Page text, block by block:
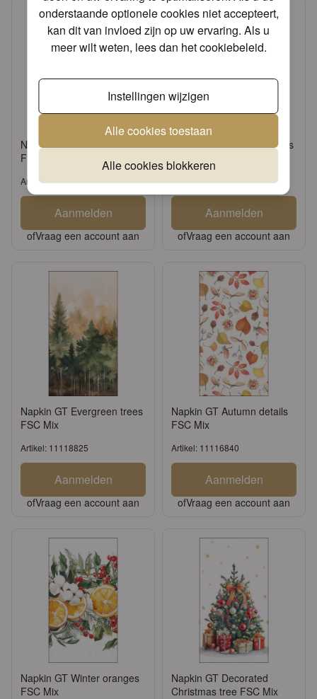
onderstaande optionele cookies niet accepteert,
kan dit van invloed zijn op uw ervaring. Als u
meer wilt weten, lees dan hetcookiebeleid.
Instellingen wijzigen
Alle cookies toestaan
Alle cookies blokkeren
Napkin GT Tree in snow
FSC Mix
Artikel: 31121190
Aanmelden
ofVraag een account aan
Napkin GT Colourful leaves
FSC Mix
Artikel: 11120830
Aanmelden
ofVraag een account aan
Napkin GT Evergreen trees
FSC Mix
Artikel: 11118825
Aanmelden
ofVraag een account aan
Napkin GT Autumn details
FSC Mix
Artikel: 11116840
Aanmelden
ofVraag een account aan
Napkin GT Winter oranges
FSC Mix
Napkin GT Decorated
Christmas tree FSC Mix